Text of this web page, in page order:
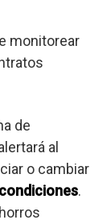
monitorear
de
al
o cambiar
.